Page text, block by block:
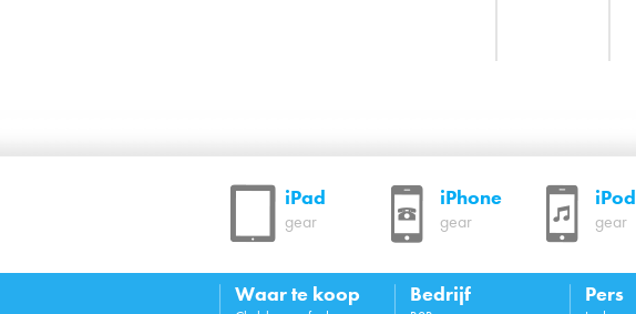
iPad
gear
iPhone
gear
iPod
gear
Waar te koop Bedrijf Pers